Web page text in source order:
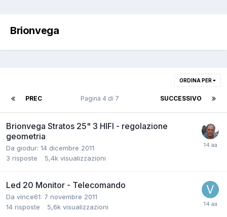
Brionvega
ORDINA PER
PREC SUCCESSIVO
Pagina 4 di 7
Brionvega Stratos 25" 3 HIFI - regolazione
geometria
Da giodur: 14 dicembre 2011
3 risposte 5,4k visualizzazioni
Led 20 Monitor - Telecomando
Da vince61: 7 novembre 2011
14 risposte 5,6k visualizzazioni